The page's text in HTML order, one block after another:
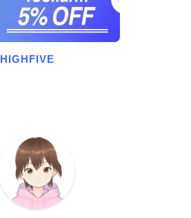
HIGHFIVE